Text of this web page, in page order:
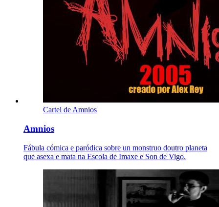
Cartel de Amnios
Amnios
Fábula cómica e paródica sobre un monstruo doutro planeta
que asexa e mata na Escola de Imaxe e Son de Vigo.